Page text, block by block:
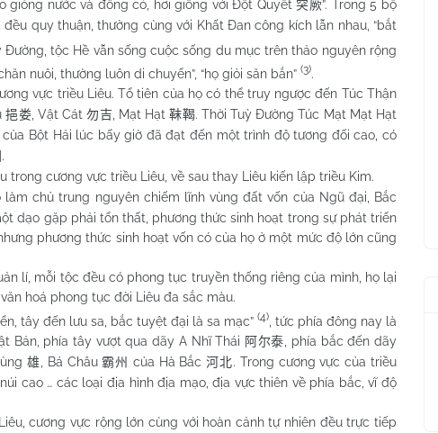
giòng nước và đồng cỏ, hơi giống với Đột Quyết突厥”. Trong 5 bộ
quy thuận, thường cùng với Khất Đan công kích lẫn nhau, “bắt
Đường, tộc Hề vẫn sống cuộc sống du mục trên thảo nguyên rộng
nuôi, thường luôn di chuyển”, “họ giỏi săn bắn” (3).
vực triều Liêu. Tổ tiên của họ có thể truy ngược đến Túc Thận
挹娄, Vật Cát勿吉 , Mạt Hạt靺鞨. Thời Tuỳ Đường Túc Mạt Mạt Hạt
của Bột Hải lúc bấy giờ đã đạt đến một trình độ tương đối cao, có
.
trong cương vực triều Liêu, về sau thay Liêu kiến lập triều Kim.
làm chủ trung nguyên chiếm lĩnh vùng đất vốn của Ngũ đại, Bắc
dạo gặp phải tổn thất, phương thức sinh hoạt trong sự phát triển
phương thức sinh hoạt vốn có của họ ở một mức độ lớn cũng
mỗi tộc đều có phong tục truyền thống riêng của mình, họ lại
hoá phong tục đời Liêu đa sắc màu.
tây đến lưu sa, bắc tuyệt đại là sa mạc” (4), tức phía đông nay là
Bản, phía tây vượt qua dãy A Nhĩ Thái 阿尔泰
, phía bắc đến dãy
雄 , Bá Châu霸州 của Hà Bắc河北. Trong cương vực của triều
cao … các loại địa hình địa mạo, địa vực thiên về phía bắc, vĩ độ
cương vực rộng lớn cùng với hoàn cảnh tự nhiên đều trực tiếp